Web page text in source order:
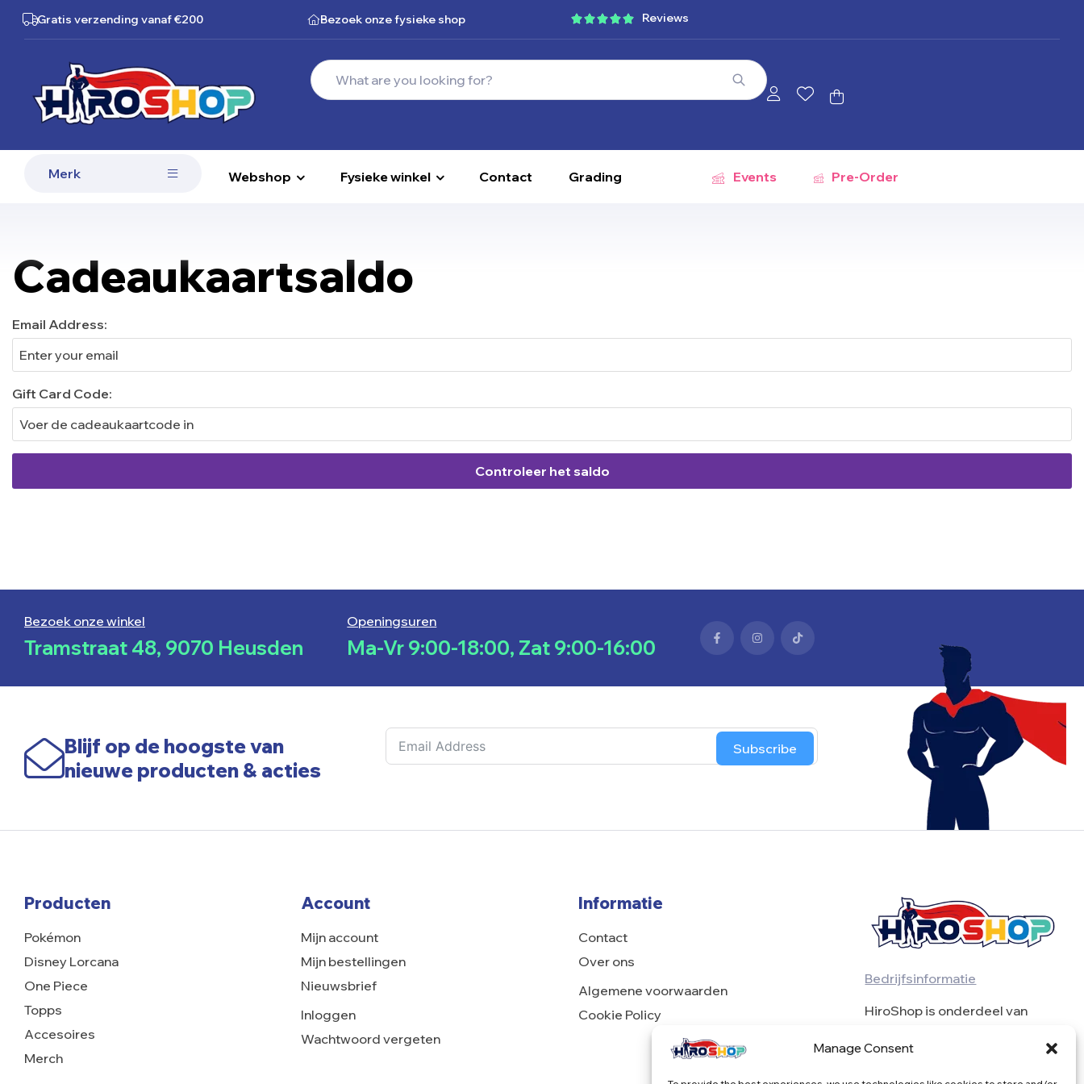
Manage Consent
Gratis verzending vanaf €200 Bezoek onze fysieke shop Reviews
Merk Webshop Fysieke winkel Contact Grading Events Pre-Order
Cadeaukaartsaldo
Email Address:
Gift Card Code:
Controleer het saldo
Bezoek onze winkel
Tramstraat 48, 9070 Heusden
Openingsuren
Ma-Vr 9:00-18:00, Zat 9:00-16:00
Blijf op de hoogste van
nieuwe producten & acties
Subscribe
Producten
Pokémon
Disney Lorcana
One Piece
Topps
Accesoires
Merch
Account
Mijn account
Mijn bestellingen
Nieuwsbrief
Inloggen
Wachtwoord vergeten
Informatie
Contact
Over ons
Algemene voorwaarden
Cookie Policy
Bedrijfsinformatie
HiroShop is onderdeel van